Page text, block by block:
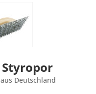
Deutschland